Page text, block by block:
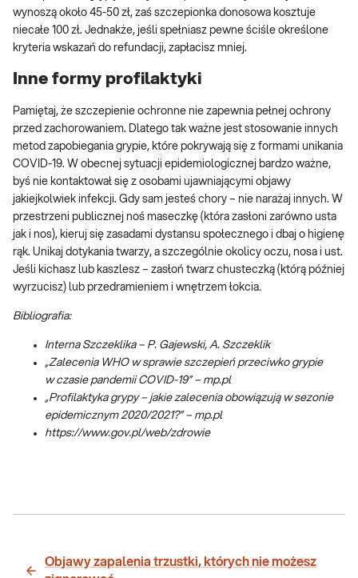
wynoszą około 45-50 zł, zaś szczepionka donosowa kosztuje
niecałe 100 zł. Jednakże, jeśli spełniasz pewne ściśle określone
kryteria wskazań do refundacji, zapłacisz mniej.
Inne formy profilaktyki
Pamiętaj, że szczepienie ochronne nie zapewnia pełnej ochrony
przed zachorowaniem. Dlatego tak ważne jest stosowanie innych
metod zapobiegania grypie, które pokrywają się z formami unikania
COVID-19. W obecnej sytuacji epidemiologicznej bardzo ważne,
byś nie kontaktował się z osobami ujawniającymi objawy
jakiejkolwiek infekcji. Gdy sam jesteś chory – nie narażaj innych. W
przestrzeni publicznej noś maseczkę (która zasłoni zarówno usta
jak i nos), kieruj się zasadami dystansu społecznego i dbaj o higienę
rąk. Unikaj dotykania twarzy, a szczególnie okolicy oczu, nosa i ust.
Jeśli kichasz lub kaszlesz – zasłoń twarz chusteczką (którą później
wyrzucisz) lub przedramieniem i wnętrzem łokcia.
Bibliografia:
Interna Szczeklika – P. Gajewski, A. Szczeklik
„Zalecenia WHO w sprawie szczepień przeciwko grypie
w czasie pandemii COVID-19” – mp.pl
„Profilaktyka grypy – jakie zalecenia obowiązują w sezonie
epidemicznym 2020/2021?” – mp.pl
https://www.gov.pl/web/zdrowie
Objawy zapalenia trzustki, których nie możesz